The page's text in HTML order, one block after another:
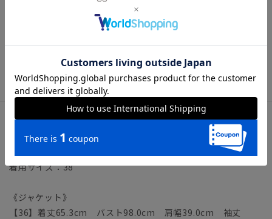
【裾】シングル仕上げ（裾上げは受付対象外となります。）
【洗濯表示】ドライクリーニング・家庭洗濯可《洗濯機可（ネ
ット使用・弱水流）》
ウォッシャブル商品のお取扱いについて
サイズ詳細
着用サイズ：38
《ジャケット》
【36】着丈65.3cm バスト98.0cm 肩幅39.0cm 袖丈